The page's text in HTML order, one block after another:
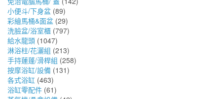
小便斗/下身盆 (89)
彩繪馬桶&面盆 (29)
洗臉盆/浴室櫃 (797)
給水龍頭 (1047)
淋浴柱/花灑組 (213)
手持蓮蓬/滑桿組 (258)
按摩浴缸/設備 (131)
各式浴缸 (463)
浴缸零配件 (61)